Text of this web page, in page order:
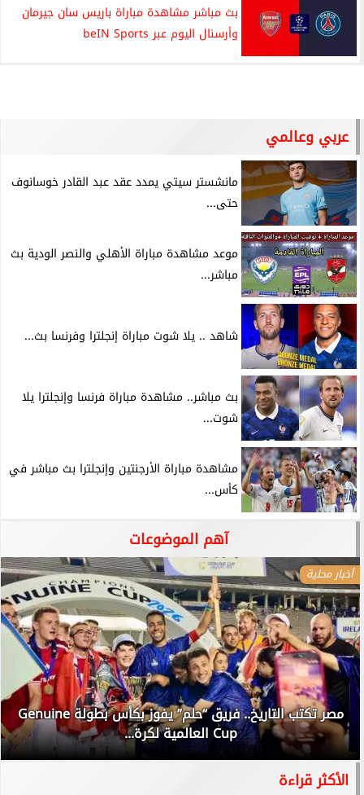
بث مباشر مشاهدة مباراة باريس سان جيرمان
وأرسنال اليوم عبر beIN Sports
عربي وعالمي
مانشستر سيتي يمدد عقد عبد القادر خوسانوف
حتى...
موعد مشاهدة مباراة الأهلي والنصر الودية بث
مباشر...
شاهد .. يلا شوت مباراة إنجلترا وفرنسا بث...
بث مباشر.. مشاهدة مباراة فرنسا وإنجلترا يلا
شوت...
مشاهدة مباراة الأرجنتين وإنجلترا بث مباشر في
كأس...
آهم الموضوعات
أخبار محلية
مصر تكتب التاريخ.. فريق “حلم” يفوز بكأس بطولة Genuine
Cup العالمية لكرة...
الأكثر قراءة